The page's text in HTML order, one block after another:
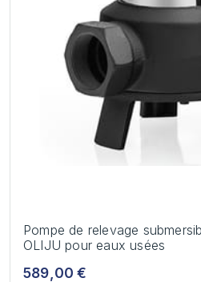
Pompe de relevage
OLIJU pour eaux usées
589,00 €